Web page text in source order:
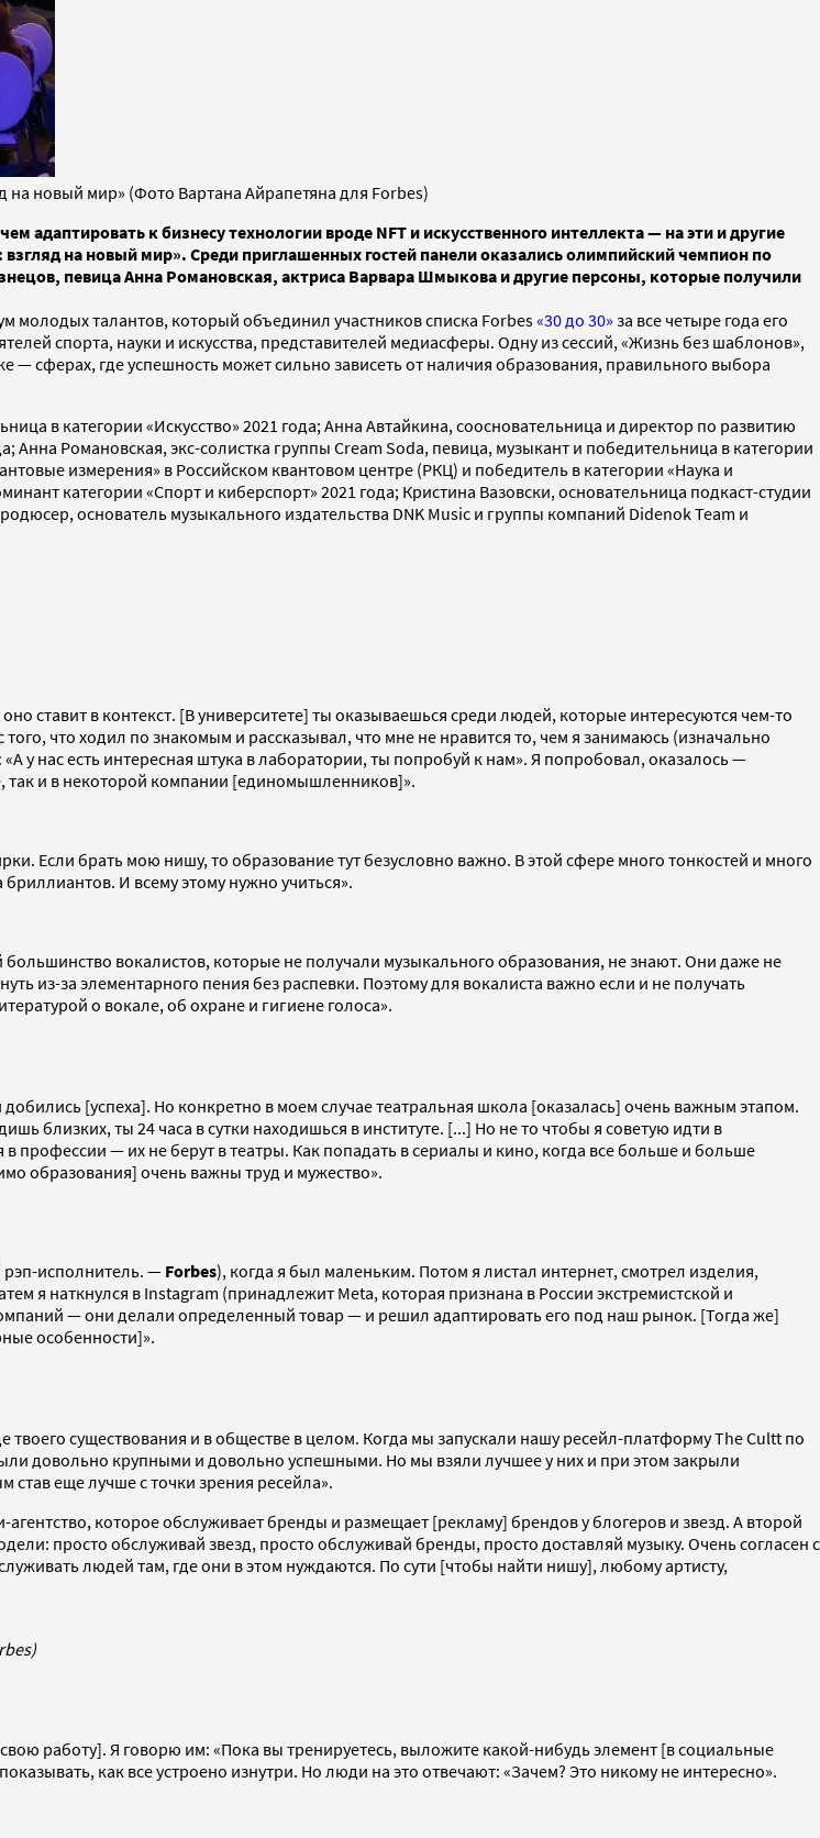
на новый мир» (Фото Вартана Айрапетяна для Forbes)
адаптировать к бизнесу технологии вроде NFT и искусственного интеллекта — на эти и другие
на новый мир». Среди приглашенных гостей панели оказались олимпийский чемпион по
певица Анна Романовская, актриса Варвара Шмыкова и другие персоны, которые получили
молодых талантов, который объединил участников списка Forbes«30 до 30» за все четыре года его
спорта, науки и искусства, представителей медиасферы. Одну из сессий, «Жизнь без шаблонов»,
— сферах, где успешность может сильно зависеть от наличия образования, правильного выбора
в категории «Искусство» 2021 года; Анна Автайкина, соосновательница и директор по развитию
Романовская, экс-солистка группы Cream Soda, певица, музыкант и победительница в категории
измерения» в Российском квантовом центре (РКЦ) и победитель в категории «Наука и
категории «Спорт и киберспорт» 2021 года; Кристина Вазовски, основательница подкаст-студии
основатель музыкального издательства DNK Music и группы компаний Didenok Team и
ставит в контекст. [В университете] ты оказываешься среди людей, которые интересуются чем-то
что ходил по знакомым и рассказывал, что мне не нравится то, чем я занимаюсь (изначально
у нас есть интересная штука в лаборатории, ты попробуй к нам». Я попробовал, оказалось —
так и в некоторой компании [единомышленников]».
Если брать мою нишу, то образование тут безусловно важно. В этой сфере много тонкостей и много
И всему этому нужно учиться».
вокалистов, которые не получали музыкального образования, не знают. Они даже не
из-за элементарного пения без распевки. Поэтому для вокалиста важно если и не получать
о вокале, об охране и гигиене голоса».
[успеха]. Но конкретно в моем случае театральная школа [оказалась] очень важным этапом.
близких, ты 24 часа в сутки находишься в институте. [...] Но не то чтобы я советую идти в
профессии — их не берут в театры. Как попадать в сериалы и кино, когда все больше и больше
образования] очень важны труд и мужество».
рэп-исполнитель. —Forbes), когда я был маленьким. Потом я листал интернет, смотрел изделия,
я наткнулся в Instagram (принадлежит Meta, которая признана в России экстремистской и
— они делали определенный товар — и решил адаптировать его под наш рынок. [Тогда же]
особенности]».
существования и в обществе в целом. Когда мы запускали нашу ресейл-платформу The Cultt по
довольно крупными и довольно успешными. Но мы взяли лучшее у них и при этом закрыли
еще лучше с точки зрения ресейла».
которое обслуживает бренды и размещает [рекламу] брендов у блогеров и звезд. А второй
просто обслуживай звезд, просто обслуживай бренды, просто доставляй музыку. Очень согласен с
людей там, где они в этом нуждаются. По сути [чтобы найти нишу], любому артисту,
работу]. Я говорю им: «Пока вы тренируетесь, выложите какой-нибудь элемент [в социальные
как все устроено изнутри. Но люди на это отвечают: «Зачем? Это никому не интересно».